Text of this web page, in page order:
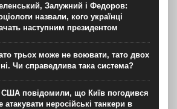
Залужний і Федоров:
назвали, кого українці
наступним президентом
трьох може не воювати, тато двох
Чи справедлива така система?
повідомили, що Київ погодився
атакувати неросійські танкери в